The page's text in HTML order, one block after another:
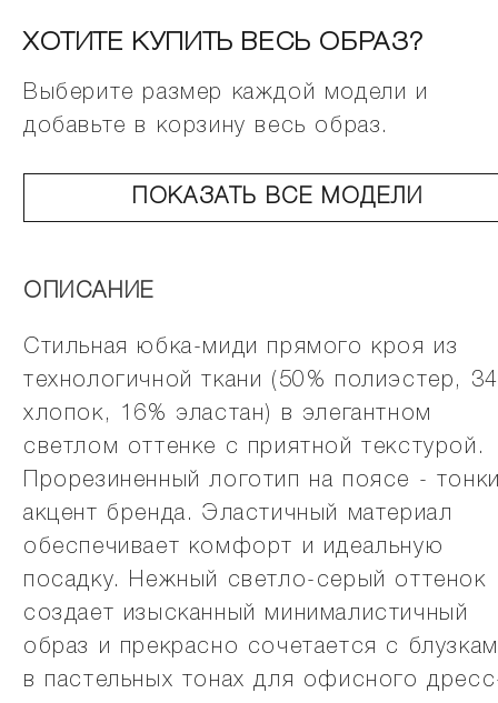
ХОТИТЕ КУПИТЬ ВЕСЬ ОБРАЗ?
Выберите размер каждой модели и
добавьте в корзину весь образ.
ПОКАЗАТЬ ВСЕ МОДЕЛИ
ОПИСАНИЕ
Стильная юбка-миди прямого кроя из
технологичной ткани (50% полиэстер,
хлопок, 16% эластан) в элегантном
светлом оттенке с приятной текстурой.
Прорезиненный логотип на поясе -
акцент бренда. Эластичный материал
обеспечивает комфорт и идеальную
посадку. Нежный светло-серый оттенок
создает изысканный минималистичный
образ и прекрасно сочетается с
в пастельных тонах для офисного